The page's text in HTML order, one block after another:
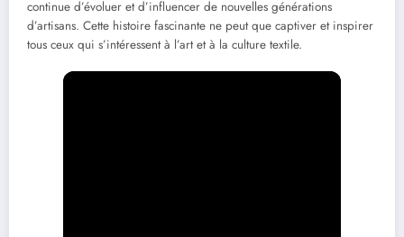
continue d’évoluer et d’influencer de nouvelles générations
d’artisans. Cette histoire fascinante ne peut que captiver et inspirer
tous ceux qui s’intéressent à l’art et à la culture textile.